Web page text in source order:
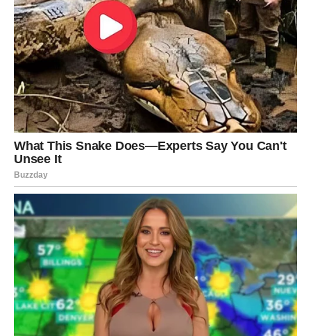
U ljubavi, neko ti može reći nešto što nisi želeo da čuješ –
ali upravo to ti je potrebno.
DEVICA
Device danas shvataju koliko su se trudile oko nečega što
možda nije imalo smisla.
Ovo je dan oslobađanja od perfekcionizma i kontrole. Ne
možeš sve držati pod kontrolom – i to je u redu.
Na poslovnom planu, dolazi prilika da se stvari
pojednostave. Ne mora sve biti savršeno da bi bilo
uspešno.
U ljubavi, Device mogu doživeti razočaranje – ali i jasnoću
koju dugo nisu imale.